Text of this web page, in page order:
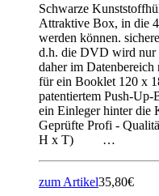
Schwarze
Attraktive Box, in die
werden können.
d.h. die DVD wird nur
daher im
für ein Booklet 120 x
patentiertem Push-
ein Einleger hinter die
Geprüfte Profi -
H x T) …
zum Artikel35,80€